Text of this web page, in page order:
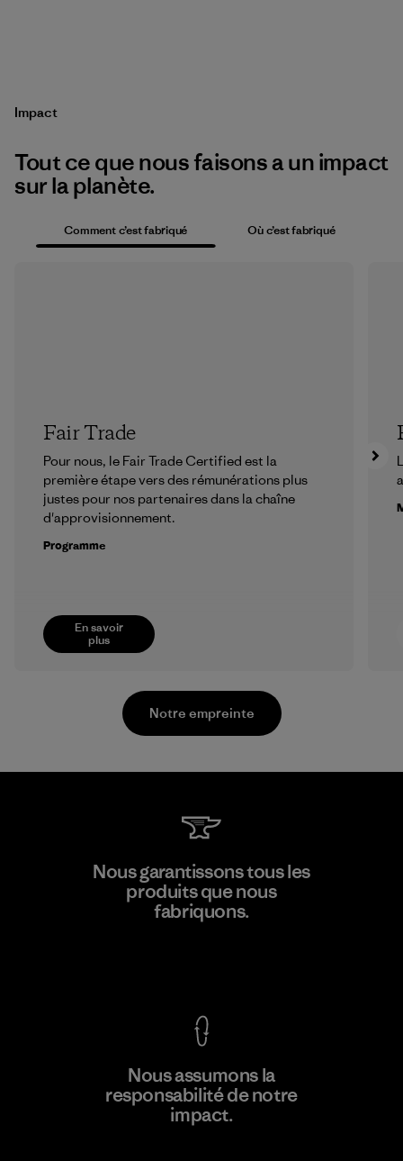
Impact
Tout ce que nous faisons a un impact
sur la planète.
Comment c’est fabriqué Où c’est fabriqué
En savoir
plus
Fair Trade
Pour nous, le Fair Trade Certified est la
première étape vers des rémunérations plus
justes pour nos partenaires dans la chaîne
d'approvisionnement.
Programme
Kwang Viet Garment Co., Ltd
Notre empreinte
Nous garantissons tous les
produits que nous
fabriquons.
Nous assumons la
responsabilité de notre
impact.